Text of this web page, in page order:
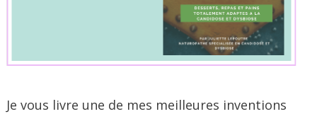
Je vous livre une de mes meilleures inventions